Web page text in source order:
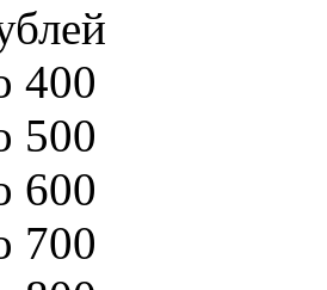
400
500
600
700